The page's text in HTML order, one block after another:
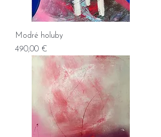
Modré holuby
Prix
490,00 €